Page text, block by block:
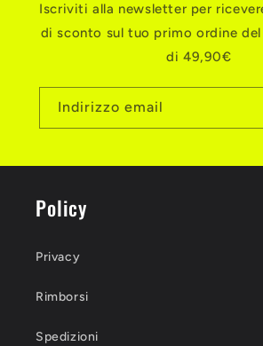
Iscriviti alla newsletter per
di sconto sul tuo primo ordine
di 49,90€
Indirizzo email
Policy
Privacy
Rimborsi
Spedizioni